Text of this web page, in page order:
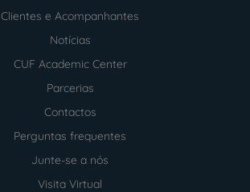
Clientes e Acompanhantes
Notícias
CUF Academic Center
Parcerias
Contactos
Perguntas frequentes
Junte-se a nós
Visita Virtual